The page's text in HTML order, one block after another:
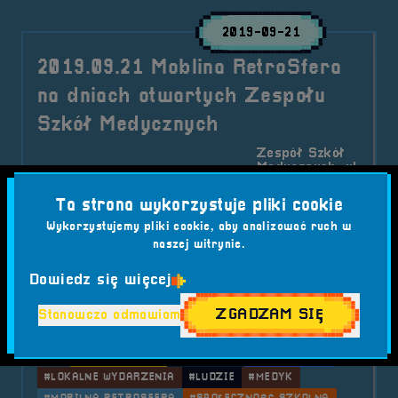
2019-09-21
2019.09.21 Moblina RetroSfera
na dniach otwartych Zespołu
Szkół Medycznych
2019-09-21
2019-09-21
Zespół Szkół
Medycznych, ul.
25, 49-300
Brzeg
"Medyk" to nie tylko szkoła ale przede
Dzięki nim wszystko stało się możliwe.
Kategorie wpisu:
Aktualności Mobilna RetroSfera Wydarzenia
Tagi: #DNI OTWARTE #EDUKACJA
#INTEGRACJA
#LOKALNE WYDARZENIA
#LUDZIE
#MEDYK
Ta strona wykorzystuje pliki cookie
Wykorzystujemy pliki cookie, aby analizować ruch w
naszej witrynie.
Dowiedz się więcej
Stanowczo odmawiam ZGADZAM SIĘ